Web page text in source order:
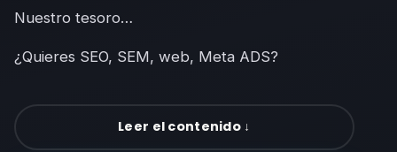
Nuestro tesoro…
¿Quieres SEO, SEM, web, Meta ADS?
Leer el contenido ↓